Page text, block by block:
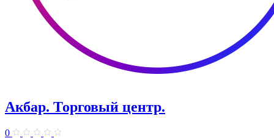
Акбар. Торговый центр.
0